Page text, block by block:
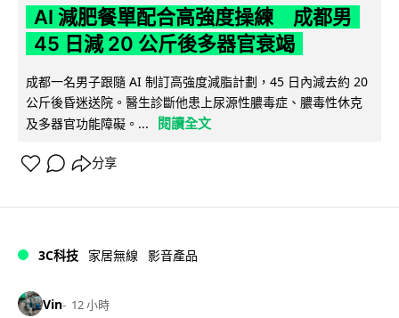
AI 減肥餐單配合高強度操練 成都男
45 日減 20 公斤後多器官衰竭
成都一名男子跟隨 AI 制訂高強度減脂計劃，45 日內減去約 20
公斤後昏迷送院。醫生診斷他患上尿源性膿毒症、膿毒性休克
及多器官功能障礙。...
閱讀全文
分享
3C科技 家居無線 影音產品
Vin 12 小時